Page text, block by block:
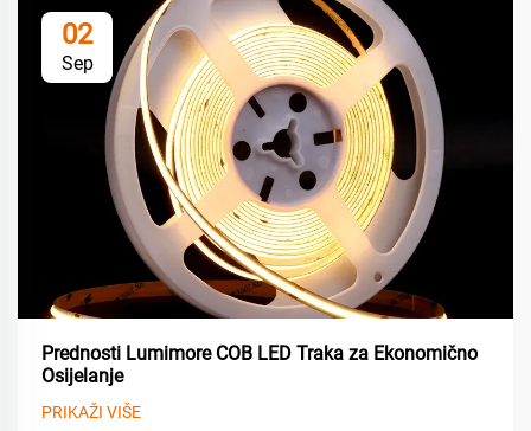
02
Sep
Prednosti Lumimore COB LED Traka za Ekonomično
Osijelanje
PRIKAŽI VIŠE